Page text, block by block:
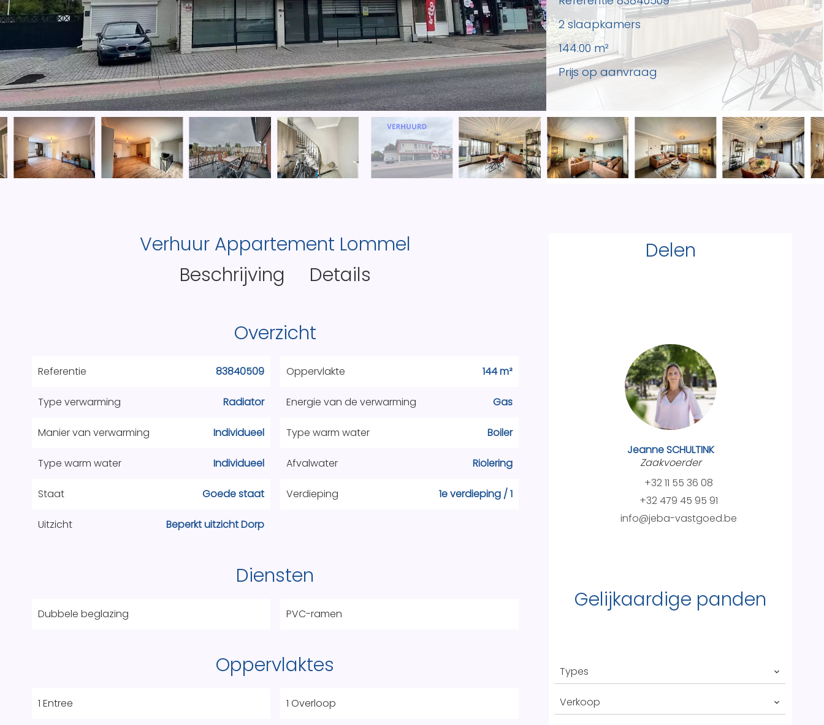
2 slaapkamers
144.00m²
Prijs op aanvraag
Verhuur Appartement Lommel
Beschrijving
Details
Overzicht
Referentie 83840509 Oppervlakte 144 m²
Type verwarming Radiator Energie van de verwarming Gas
Manier van verwarming Individueel Type warm water Boiler
Type warm water Individueel Afvalwater Riolering
Staat Goede staat Verdieping 1e verdieping / 1
Uitzicht Beperkt uitzicht Dorp
Diensten
Dubbele beglazing PVC-ramen
Oppervlaktes
1 Entree 1 Overloop
Delen
Jeanne SCHULTINK
Zaakvoerder
+32 11 55 36 08
+32 479 45 95 91
info@jeba-vastgoed.be
Gelijkaardige panden
Types
Verkoop